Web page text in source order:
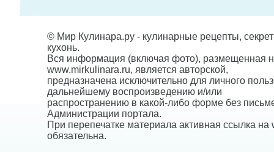
© Мир Кулинара.ру - кулинарные рецепты,
кухонь.
Вся информация (включая фото), размещенная
www.mirkulinara.ru, является авторской,
предназначена исключительно для личного
дальнейшему воспроизведению и/или
распространению в какой-либо форме без
Администрации портала.
При перепечатке материала активная ссылка на
обязательна.